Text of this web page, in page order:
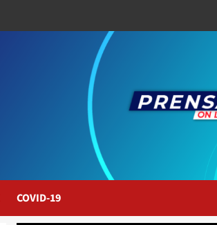
COVID-19